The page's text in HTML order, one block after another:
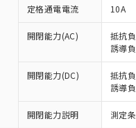
定格通電電流 10A
開閉能力(AC)
抵抗
誘導
開閉能力(DC)
抵抗
誘導
開閉能力説明 測定
用条件
の条件をお読みいただき、同
ください。
応済み：EU RoHS指令（10
有に対応した製品が提供可能
予定：EU RoHS指令（10物
対応した製品に切り替える予
予定なし：EU RoHS指令（
有に非対応の商品で、対応品